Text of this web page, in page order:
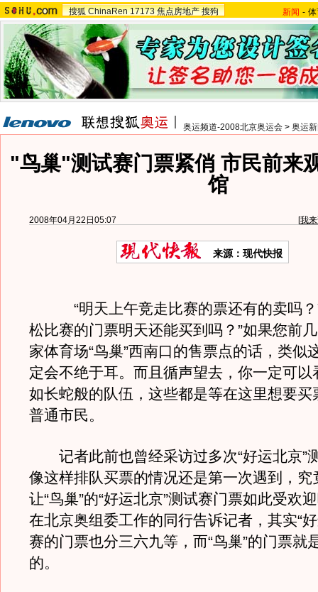
搜狐 ChinaRen 17173 焦点房地产 搜狗 新闻 -
奥运频道-2008北京奥运会 > 奥运
"鸟巢"测试赛门票紧俏 市民前来
馆
2008年04月22日05:07 [我
来源：现代快报
“明天上午竞走比赛的票还有的卖吗？
松比赛的门票明天还能买到吗？”如果您前
家体育场“鸟巢”西南口的售票点的话，类似
定会不绝于耳。而且循声望去，你一定可以
如长蛇般的队伍，这些都是等在这里想要买
普通市民。
记者此前也曾经采访过多次“好运北京”
像这样排队买票的情况还是第一次遇到，究
让“鸟巢”的“好运北京”测试赛门票如此受欢
在北京奥组委工作的同行告诉记者，其实“
赛的门票也分三六九等，而“鸟巢”的门票就
的。